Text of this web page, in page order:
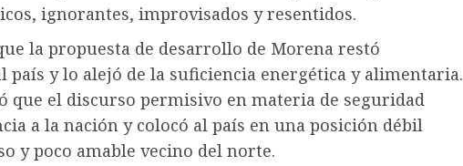
ignorantes, improvisados y resentidos.
la propuesta de desarrollo de Morena restó
país y lo alejó de la suficiencia energética y alimentaria.
que el discurso permisivo en materia de seguridad
a la nación y colocó al país en una posición débil
y poco amable vecino del norte.